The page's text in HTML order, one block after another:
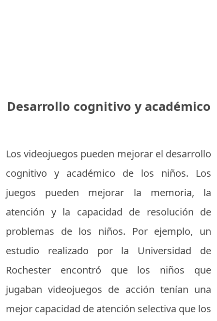
Desarrollo cognitivo y académico
Los videojuegos pueden mejorar el desarrollo
cognitivo y académico de los niños. Los
juegos pueden mejorar la memoria, la
atención y la capacidad de resolución de
problemas de los niños. Por ejemplo, un
estudio realizado por la Universidad de
Rochester encontró que los niños que
jugaban videojuegos de acción tenían una
mejor capacidad de atención selectiva que los